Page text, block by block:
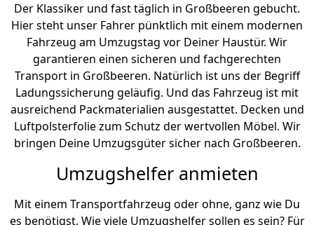
Der Klassiker und fast täglich in Großbeeren gebucht.
Hier steht unser Fahrer pünktlich mit einem modernen
Fahrzeug am Umzugstag vor Deiner Haustür. Wir
garantieren einen sicheren und fachgerechten
Transport in Großbeeren. Natürlich ist uns der Begriff
Ladungssicherung geläufig. Und das Fahrzeug ist mit
ausreichend Packmaterialien ausgestattet. Decken und
Luftpolsterfolie zum Schutz der wertvollen Möbel. Wir
bringen Deine Umzugsgüter sicher nach Großbeeren.
Umzugshelfer anmieten
Mit einem Transportfahrzeug oder ohne, ganz wie Du
es benötigst. Wie viele Umzugshelfer sollen es sein? Für